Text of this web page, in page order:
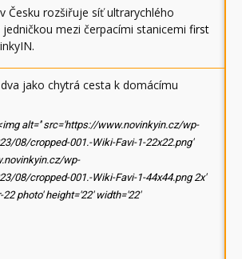
Česku rozšiřuje síť ultrarychlého
mezi čerpacími stanicemi first
.
jako chytrá cesta k domácímu
alt='' src='https://www.novinkyin.cz/wp-
08/cropped-001.-Wiki-Favi-1-22x22.png'
wp-
08/cropped-001.-Wiki-Favi-1-44x44.png 2x'
photo' height='22' width='22'